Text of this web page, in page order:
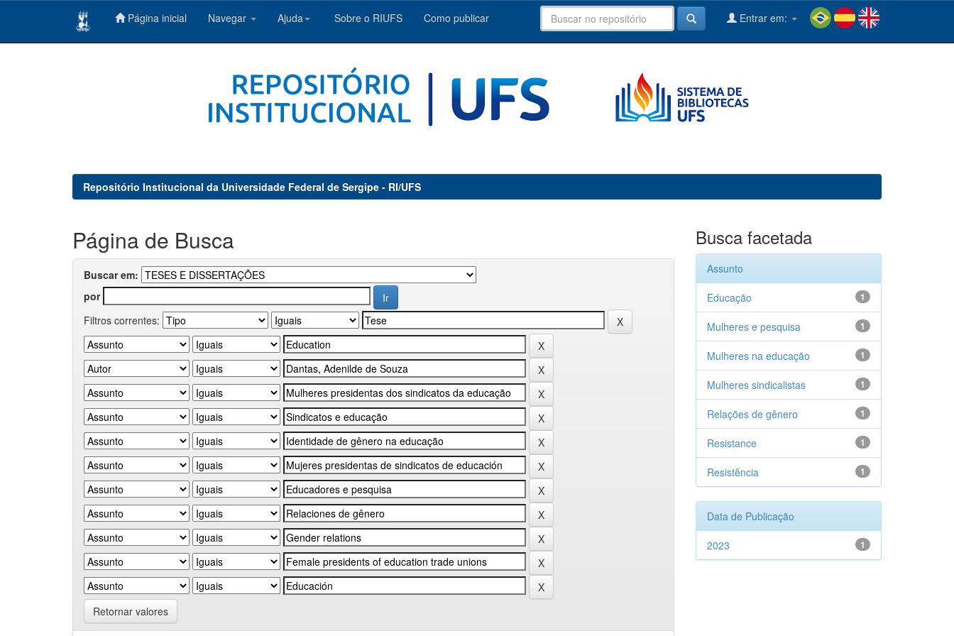
Página inicial Navegar Ajuda Sobre o RIUFS Como publicar Entrar em:
Repositório Institucional da Universidade Federal de Sergipe - RI/UFS
Página de Busca
Buscar em:
por
Filtros correntes:
Retornar valores
Busca facetada
Assunto
1
Educação
1
Mulheres e pesquisa
1
Mulheres na educação
1
Mulheres sindicalistas
1
Relações de gênero
1
Resistance
1
Resistência
Data de Publicação
1
2023